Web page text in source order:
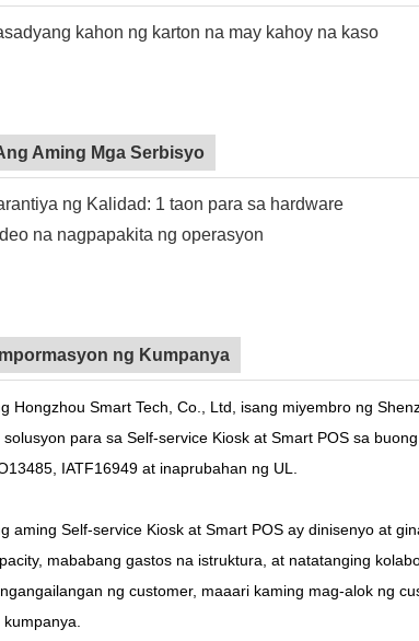
kahon ng karton na may kahoy na kaso
Aming Mga Serbisyo
ng Kalidad: 1 taon para sa hardware
na nagpapakita ng operasyon
Impormasyon ng Kumpanya
Hongzhou Smart Tech, Co., Ltd, isang miyembro ng
solusyon para sa Self-service Kiosk at Smart POS sa
IATF16949 at inaprubahan ng UL.
aming Self-service Kiosk at Smart POS ay dinisenyo at
mababang gastos na istruktura, at natatanging
ng customer, maaari kaming mag-alok ng
kumpanya.